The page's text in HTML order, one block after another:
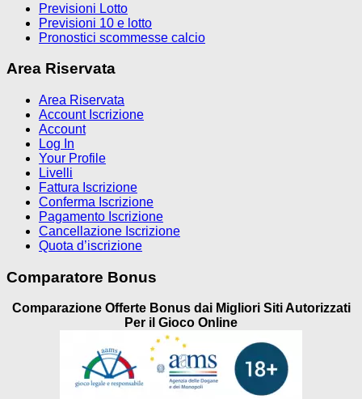
Previsioni Lotto
Previsioni 10 e lotto
Pronostici scommesse calcio
Area Riservata
Area Riservata
Account Iscrizione
Account
Log In
Your Profile
Livelli
Fattura Iscrizione
Conferma Iscrizione
Pagamento Iscrizione
Cancellazione Iscrizione
Quota d’iscrizione
Comparatore Bonus
Comparazione Offerte Bonus dai Migliori Siti Autorizzati
Per il Gioco Online